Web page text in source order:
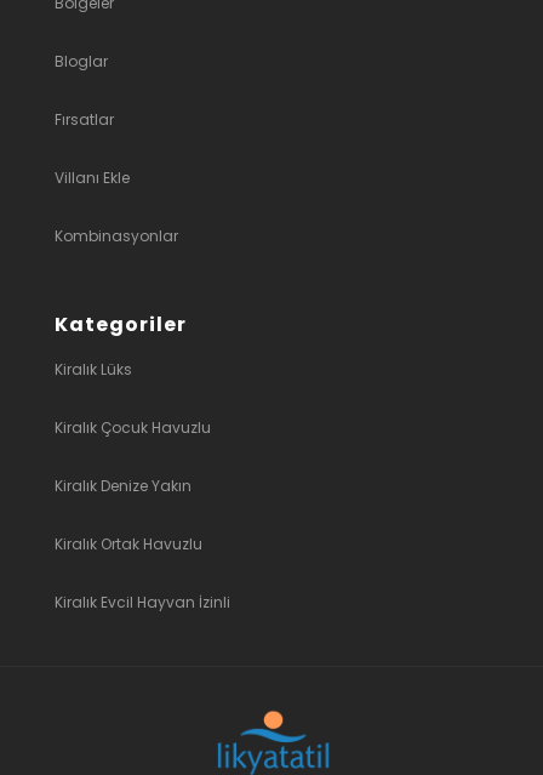
Bloglar
Fırsatlar
Villanı Ekle
Kombinasyonlar
Kategoriler
Kiralık Lüks
Kiralık Çocuk Havuzlu
Kiralık Denize Yakın
Kiralık Ortak Havuzlu
Kiralık Evcil Hayvan İzinli